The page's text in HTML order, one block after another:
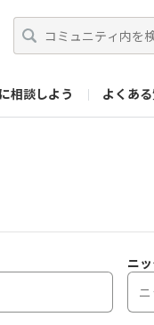
相談しよう よくあ
ニ